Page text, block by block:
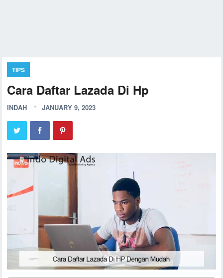
TIPS
Cara Daftar Lazada Di Hp
INDAH JANUARY 9, 2023